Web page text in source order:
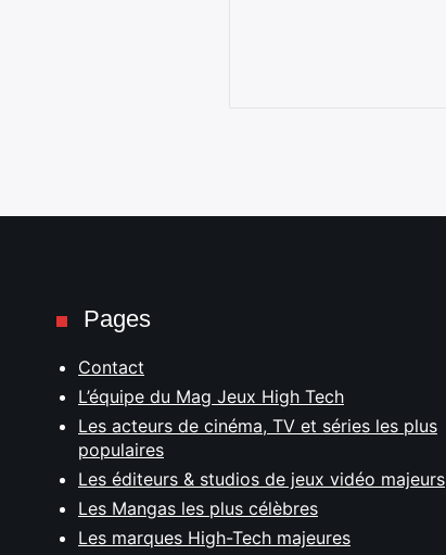
Pages
Contact
L’équipe du Mag Jeux High Tech
Les acteurs de cinéma, TV et séries les plus
populaires
Les éditeurs & studios de jeux vidéo majeurs
Les Mangas les plus célèbres
Les marques High-Tech majeures